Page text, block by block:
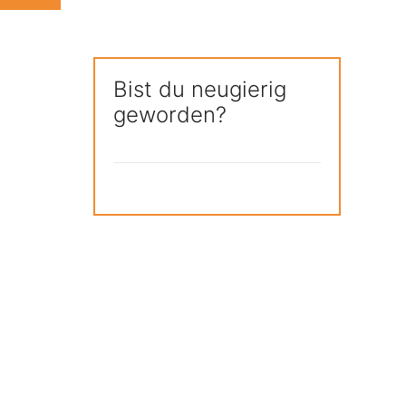
Bist du neugierig
geworden?